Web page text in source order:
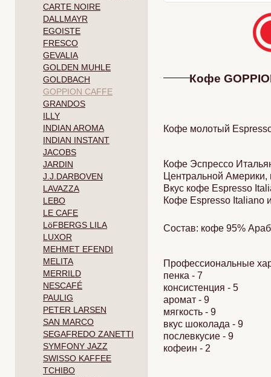
CARTE NOIRE
DALLMAYR
EGOISTE
FRESCO
GEVALIA
GOLDEN MUHLE
GOLDBACH
GOPPION CAFFE
GRANDOS
ILLY
INDIAN AROMA
INDIAN INSTANT
JACOBS
JARDIN
J.J.DARBOVEN
LAVAZZA
LEBO
LE CAFE
LöFBERGS LILA
LUXOR
MEHMET EFENDI
MELITA
MERRILD
NESCAFÉ
PAULIG
PETER LARSEN
SAN MARCO
SEGAFREDO ZANETTI
SYMFONY JAZZ
SWISSO KAFFEE
TCHIBO
Кофе
Кофе молотый
Кофе Эспрессо
Центральной Америки,
Вкус кофе Espresso
Кофе Espresso Italiano
Состав: кофе 95%
Профессиональные
пенка - 7
консистенция - 5
аромат - 9
мягкость - 9
вкус шоколада - 9
послевкусие - 9
кофеин - 2